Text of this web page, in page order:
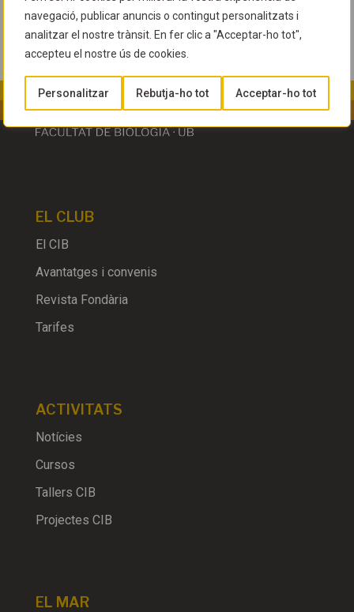
navegació, publicar anuncis o contingut personalitzats i
analitzar el nostre trànsit. En fer clic a "Acceptar-ho tot",
accepteu el nostre ús de cookies.
Personalitzar Rebutja-ho tot Acceptar-ho tot
EL CLUB
El CIB
Avantatges i convenis
Revista Fondària
Tarifes
ACTIVITATS
Notícies
Cursos
Tallers CIB
Projectes CIB
EL MAR